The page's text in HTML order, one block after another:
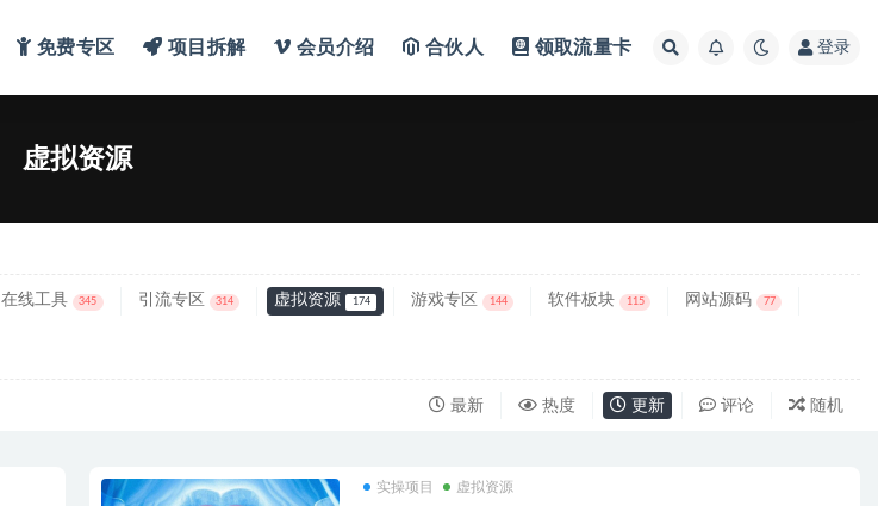
免费专区 项目拆解 会员介绍 合伙人 领取流量卡 登录
虚拟资源
在线工具 345 引流专区 314 虚拟资源 174 游戏专区 144 软件板块 115 网站源码 77
最新 热度 更新 评论 随机
实操项目 虚拟资源